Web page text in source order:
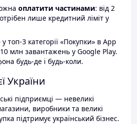
оплатити частинами: від 2
лише кредитний ліміт у
топ-3 категорії «Покупки» в App
млн завантажень у Google Play.
будь-де і будь-коли.
України
підприємці — невеликі
виробники та великі
підтримує український бізнес.